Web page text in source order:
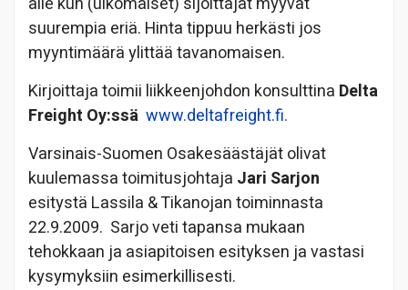
suurempia eriä. Hinta tippuu herkästi jos
myyntimäärä ylittää tavanomaisen.
Kirjoittaja toimii liikkeenjohdon konsulttina Delta
Freight Oy:ssä www.deltafreight.fi.
Varsinais-Suomen Osakesäästäjät olivat
kuulemassa toimitusjohtaja Jari Sarjon
esitystä Lassila & Tikanojan toiminnasta
22.9.2009. Sarjo veti tapansa mukaan
tehokkaan ja asiapitoisen esityksen ja vastasi
kysymyksiin esimerkillisesti.